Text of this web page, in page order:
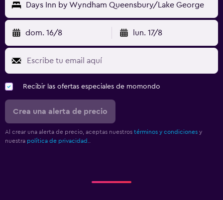
Days Inn by Wyndham Queensbury/Lake George
dom. 16/8 lun. 17/8
Recibir las ofertas especiales de momondo
Crea una alerta de precio
Al crear una alerta de precio, aceptas nuestros términos y condiciones y
nuestra política de privacidad.